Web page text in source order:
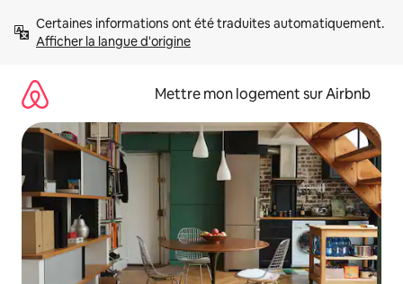
directement
Afficher la langue d'origine
Mettre mon logement sur Airbnb